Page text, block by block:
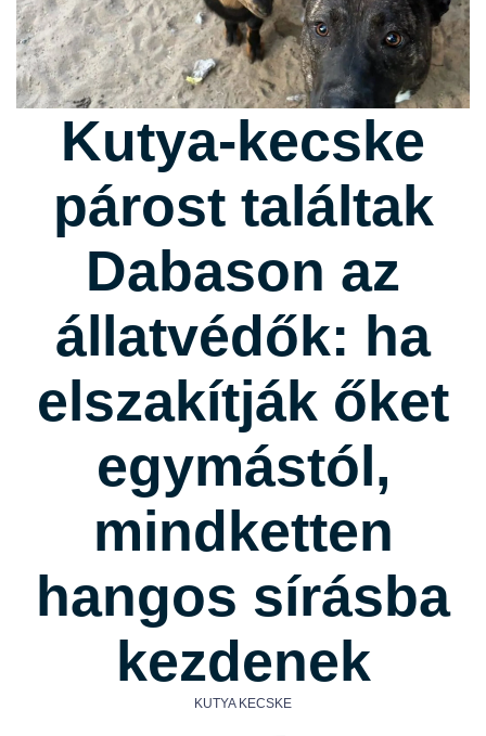
Kutya-kecske
párost találtak
Dabason az
állatvédők: ha
elszakítják őket
egymástól,
mindketten
hangos sírásba
kezdenek
KUTYA KECSKE